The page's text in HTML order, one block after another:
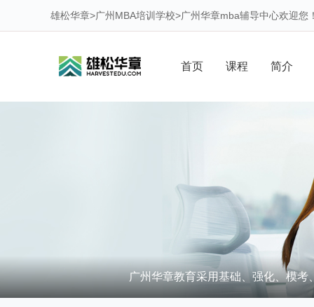
雄松华章>广州MBA培训学校>广州华章mba辅导中心欢迎您
首页 课程 简介
广州华章教育采用基础、强化、模